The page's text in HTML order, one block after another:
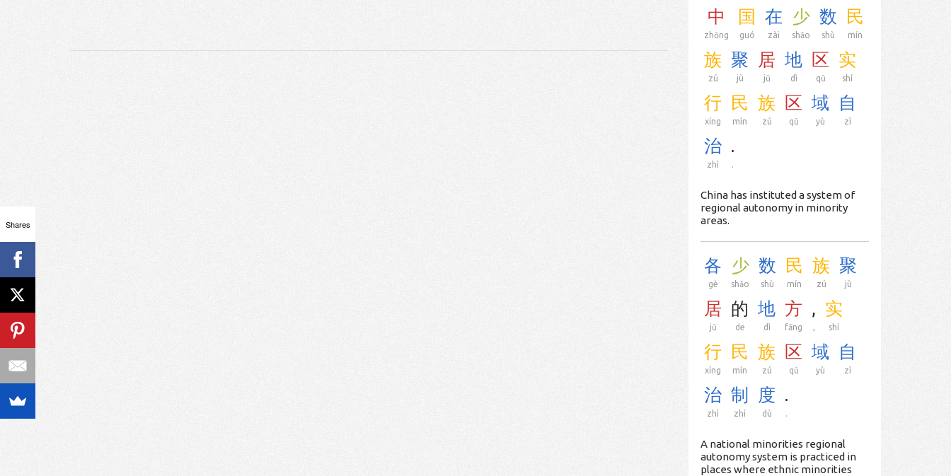
中
zhōng
国
guó
在
zài
少
shǎo
数
shù
民
mín
族
zú
聚
jù
居
jū
地
dì
区
qū
实
shí
行
xíng
民
mín
族
zú
区
qū
域
yù
自
zì
治
zhì
.
.
China has instituted a system of
regional autonomy in minority
areas.
各
gè
少
shǎo
数
shù
民
mín
族
zú
聚
jù
居
jū
的
de
地
dì
方
fāng
,
,
实
shí
行
xíng
民
mín
族
zú
区
qū
域
yù
自
zì
治
zhì
制
zhì
度
dù
.
.
A national minorities regional
autonomy system is practiced in
places where ethnic minorities
Shares